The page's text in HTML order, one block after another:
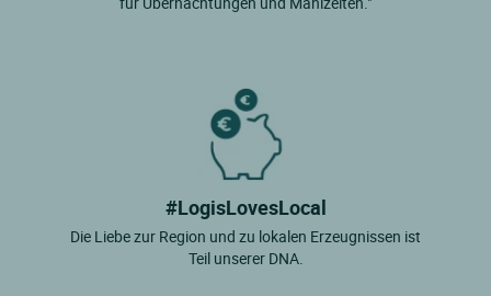
#LogisLovesLocal
Die Liebe zur Region und zu lokalen Erzeugnissen ist
Teil unserer DNA.